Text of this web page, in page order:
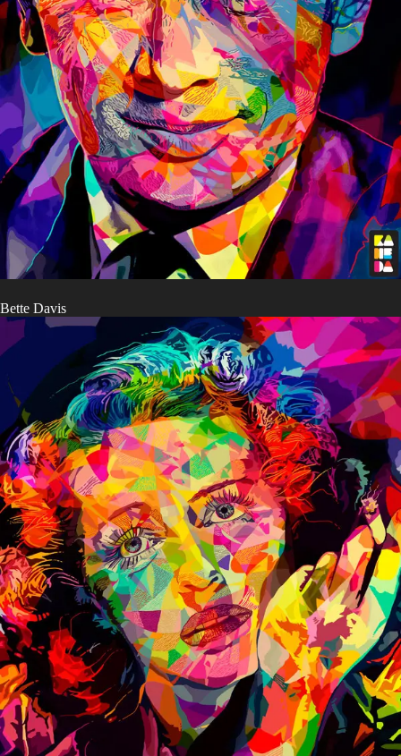
Bette Davis